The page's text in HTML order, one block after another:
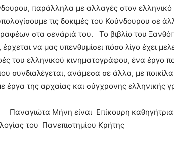
παράλληλα με αλλαγές στον
τις δοκιμές του Κούνδουρου σε
στα σενάριά του. Το βιβλίο του
έρχεται να μας υπενθυμίσει πόσο λίγο έχει
του ελληνικού κινηματογράφου, ένα έργο
συνδιαλέγεται, ανάμεσα σε άλλα, με
έργα της αρχαίας και σύγχρονης ελληνικής
Μήνη είναι Επίκουρη
του Πανεπιστημίου Κρήτης